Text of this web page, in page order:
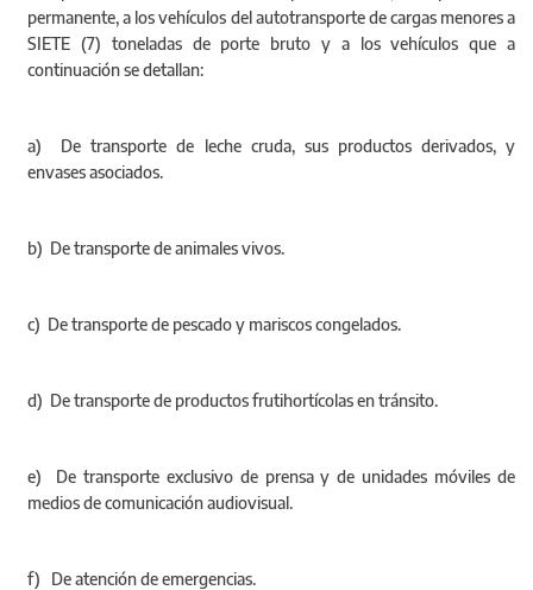
permanente, a los vehículos del autotransporte de cargas menores a
SIETE (7) toneladas de porte bruto y a los vehículos que a
continuación se detallan:
a) De transporte de leche cruda, sus productos derivados, y
envases asociados.
b) De transporte de animales vivos.
c) De transporte de pescado y mariscos congelados.
d) De transporte de productos frutihortícolas en tránsito.
e) De transporte exclusivo de prensa y de unidades móviles de
medios de comunicación audiovisual.
f) De atención de emergencias.